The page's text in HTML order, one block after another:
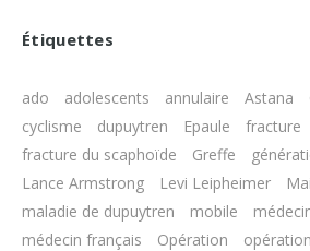
Étiquettes
ado adolescents annulaire Astana
cyclisme
dupuytren Epaule
fracture
fracture du scaphoïde
Greffe
Lance Armstrong
Levi Leipheimer
maladie de dupuytren
mobile
médecin français
Opération